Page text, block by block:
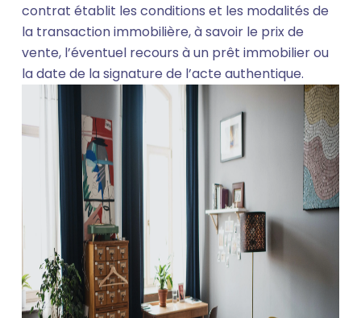
contrat établit les conditions et les modalités de
la transaction immobilière, à savoir le prix de
vente, l’éventuel recours à un prêt immobilier ou
la date de la signature de l’acte authentique.